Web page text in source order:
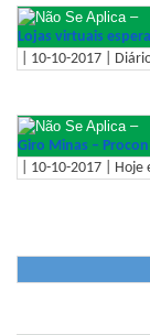
–
Lojas virtuais
| 10-10-2017 |
–
Giro Minas –
| 10-10-2017 | Hoje